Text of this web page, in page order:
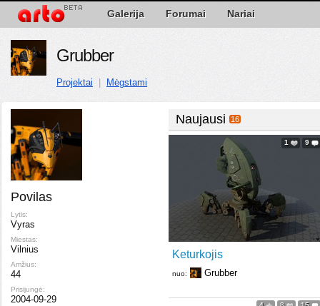
Galerija Forumai Nariai
Grubber
Projektai Mėgstami
Povilas
Lytis:
Vyras
Miestas:
Vilnius
Amžius:
44
Prisijungė:
2004-09-29
Naujausi 16
1 9
Keturkojis
nuo: Grubber